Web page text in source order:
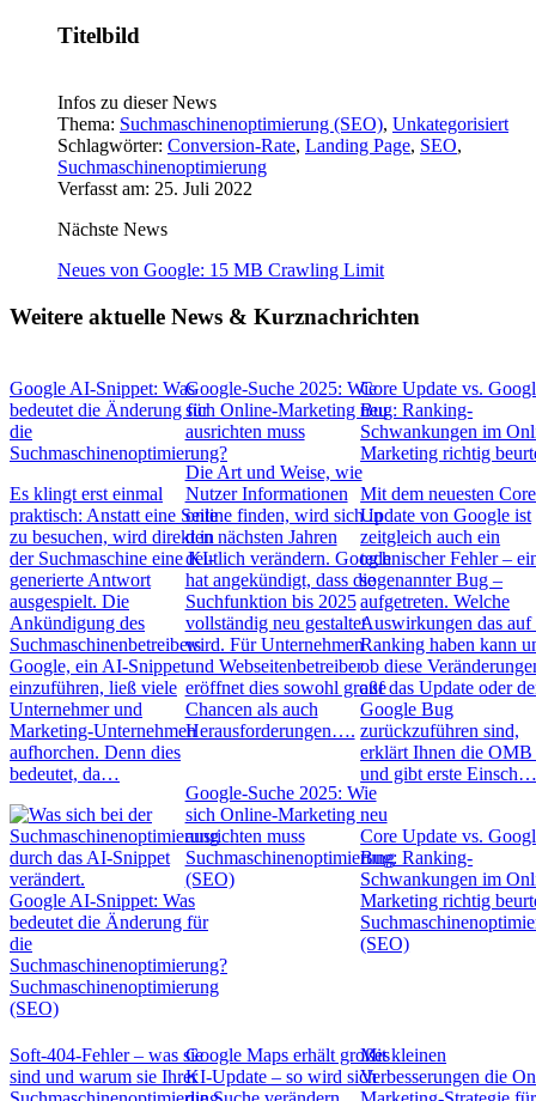
Titelbild
Infos zu dieser News
Thema: Suchmaschinenoptimierung (SEO), Unkategorisiert
Schlagwörter: Conversion-Rate, Landing Page, SEO,
Suchmaschinenoptimierung
Verfasst am: 25. Juli 2022
Nächste News
Neues von Google: 15 MB Crawling Limit
Weitere aktuelle News & Kurznachrichten
Google AI-Snippet: Was
bedeutet die Änderung für
die
Suchmaschinenoptimierung?
Es klingt erst einmal
praktisch: Anstatt eine Seite
zu besuchen, wird direkt in
der Suchmaschine eine KI-
generierte Antwort
ausgespielt. Die
Ankündigung des
Suchmaschinenbetreibers
Google, ein AI-Snippet
einzuführen, ließ viele
Unternehmer und
Marketing-Unternehmen
aufhorchen. Denn dies
bedeutet, da…
Google AI-Snippet: Was
bedeutet die Änderung für
die
Suchmaschinenoptimierung?
Suchmaschinenoptimierung
(SEO)
Google-Suche 2025: Wie
sich Online-Marketing neu
ausrichten muss
Die Art und Weise, wie
Nutzer Informationen
online finden, wird sich in
den nächsten Jahren
deutlich verändern. Google
hat angekündigt, dass die
Suchfunktion bis 2025
vollständig neu gestaltet
wird. Für Unternehmen
und Webseitenbetreiber
eröffnet dies sowohl große
Chancen als auch
Herausforderungen….
Google-Suche 2025: Wie
sich Online-Marketing neu
ausrichten muss
Suchmaschinenoptimierung
(SEO)
Core Update vs.
Bug: Ranking-
Schwankungen im
Marketing richtig
Mit dem neuesten Core
Update von Google ist
zeitgleich auch ein
technischer Fehler –
sogenannter Bug –
aufgetreten. Welche
Auswirkungen das auf
Ranking haben kann
ob diese
auf das Update oder
Google Bug
zurückzuführen sind,
erklärt Ihnen die
und gibt erste
Core Update vs.
Bug: Ranking-
Schwankungen im
Marketing richtig
(SEO)
Soft-404-Fehler – was sie
sind und warum sie Ihrer
Google Maps erhält großes
KI-Update – so wird sich
Mit kleinen
Verbesserungen die